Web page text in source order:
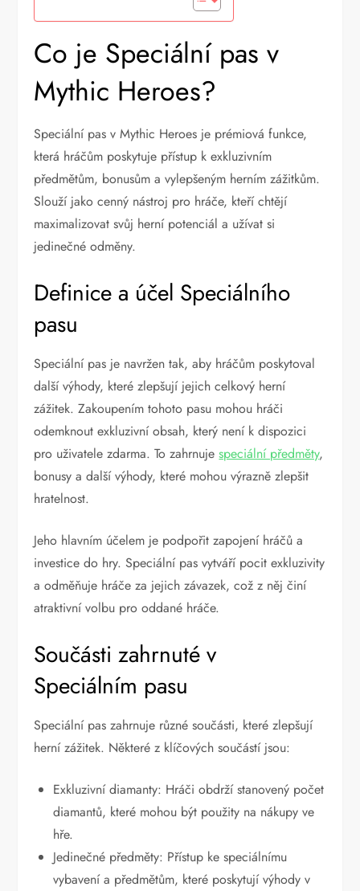
Co je Speciální pas v
Mythic Heroes?
Speciální pas v Mythic Heroes je prémiová funkce,
která hráčům poskytuje přístup k exkluzivním
předmětům, bonusům a vylepšeným herním zážitkům.
Slouží jako cenný nástroj pro hráče, kteří chtějí
maximalizovat svůj herní potenciál a užívat si
jedinečné odměny.
Definice a účel Speciálního
pasu
Speciální pas je navržen tak, aby hráčům poskytoval
další výhody, které zlepšují jejich celkový herní
zážitek. Zakoupením tohoto pasu mohou hráči
odemknout exkluzivní obsah, který není k dispozici
pro uživatele zdarma. To zahrnujespeciální předměty,
bonusy a další výhody, které mohou výrazně zlepšit
hratelnost.
Jeho hlavním účelem je podpořit zapojení hráčů a
investice do hry. Speciální pas vytváří pocit exkluzivity
a odměňuje hráče za jejich závazek, což z něj činí
atraktivní volbu pro oddané hráče.
Součásti zahrnuté v
Speciálním pasu
Speciální pas zahrnuje různé součásti, které zlepšují
herní zážitek. Některé z klíčových součástí jsou:
Exkluzivní diamanty: Hráči obdrží stanovený počet
diamantů, které mohou být použity na nákupy ve
hře.
Jedinečné předměty: Přístup ke speciálnímu
vybavení a předmětům, které poskytují výhody v